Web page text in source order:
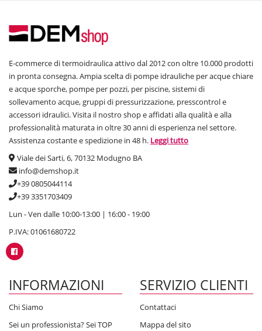
E-commerce di termoidraulica attivo dal 2012 con oltre 10.000 prodotti
in pronta consegna. Ampia scelta di pompe idrauliche per acque chiare
e acque sporche, pompe per pozzi, per piscine, sistemi di
sollevamento acque, gruppi di pressurizzazione, presscontrol e
accessori idraulici. Visita il nostro shop e affidati alla qualità e alla
professionalità maturata in oltre 30 anni di esperienza nel settore.
Assistenza costante e spedizione in 48 h. Leggi tutto
Viale dei Sarti, 6, 70132 Modugno BA
info@demshop.it
+39 0805044114
+39 3351703409
Lun - Ven dalle 10:00-13:00 | 16:00 - 19:00
P.IVA: 01061680722
INFORMAZIONI
Chi Siamo
Sei un professionista? Sei TOP
SERVIZIO CLIENTI
Contattaci
Mappa del sito